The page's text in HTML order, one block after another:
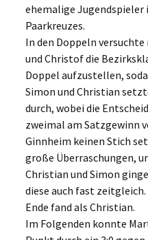
ehemalige Jugendspieler
Paarkreuzes.
In den Doppeln
und Christof die
Doppel aufzustellen,
Simon und Christian
durch, wobei die
zweimal am Satzgewinn
Ginnheim keinen Stich
große Überraschungen,
Christian und Simon
diese auch fast
Ende fand als Christian.
Im Folgenden konnte